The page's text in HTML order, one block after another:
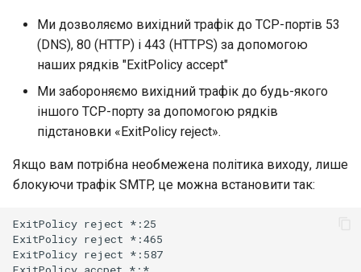
Ми дозволяємо вихідний трафік до TCP-портів 53
(DNS), 80 (HTTP) і 443 (HTTPS) за допомогою
наших рядків "ExitPolicy accept"
Ми забороняємо вихідний трафік до будь-якого
іншого TCP-порту за допомогою рядків
підстановки «ExitPolicy reject».
Якщо вам потрібна необмежена політика виходу, лише
блокуючи трафік SMTP, це можна встановити так:
ExitPolicy reject *:25
ExitPolicy reject *:465
ExitPolicy reject *:587